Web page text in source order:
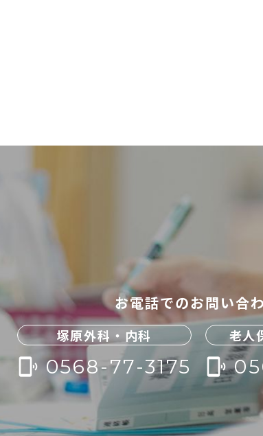
お電話でのお問い合
塚原外科・内科
phonelink_ring 0568-77-3175
老人
phonelink_ring